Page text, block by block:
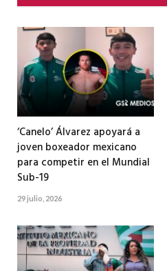
‘Canelo’ Álvarez apoyará a
joven boxeador mexicano
para competir en el Mundial
Sub-19
29 julio, 2026